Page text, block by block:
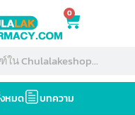
0
หมด บทความ